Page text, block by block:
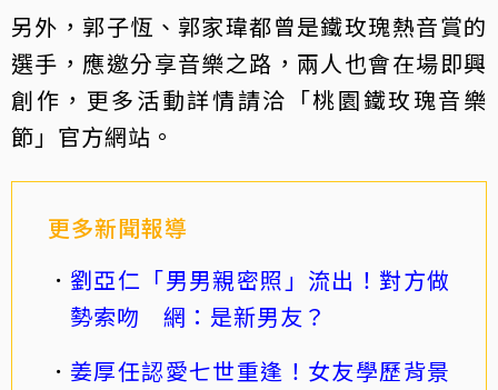
另外，郭子恆、郭家瑋都曾是鐵玫瑰熱音賞的
選手，應邀分享音樂之路，兩人也會在場即興
創作，更多活動詳情請洽「桃園鐵玫瑰音樂
節」官方網站。
更多新聞報導
劉亞仁「男男親密照」流出！對方做
勢索吻 網：是新男友？
姜厚任認愛七世重逢！女友學歷背景